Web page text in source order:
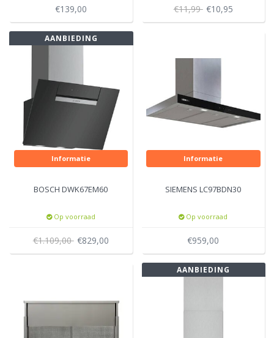
€139,00 €11,99 €10,95
AANBIEDING
Informatie
BOSCH DWK67EM60
Op voorraad
€1.109,00 €829,00
Informatie
SIEMENS LC97BDN30
Op voorraad
€959,00
AANBIEDING